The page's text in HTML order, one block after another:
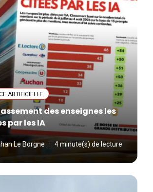
ARTIFICIELLE
des enseignes les
par les IA
Le Borgne 4 minute(s) de lecture